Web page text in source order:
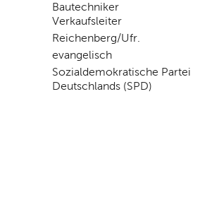
Bautechniker
Verkaufsleiter
Reichenberg/Ufr.
evangelisch
Sozialdemokratische Partei
Deutschlands (SPD)